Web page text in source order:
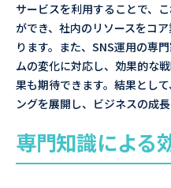
サービスを利用することで、
ができ、社内のリソースをコ
ります。また、SNS運用の専
ムの変化に対応し、効果的な
果も期待できます。結果とし
ングを展開し、ビジネスの成
専門知識による